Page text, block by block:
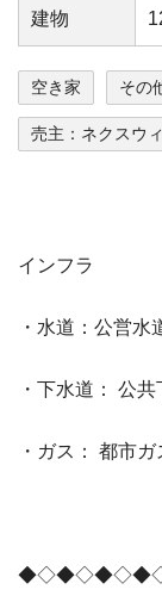
建物
空き家 その
売主：ネクスウ
インフラ
・水道：公営水
・下水道： 公
・ガス： 都市